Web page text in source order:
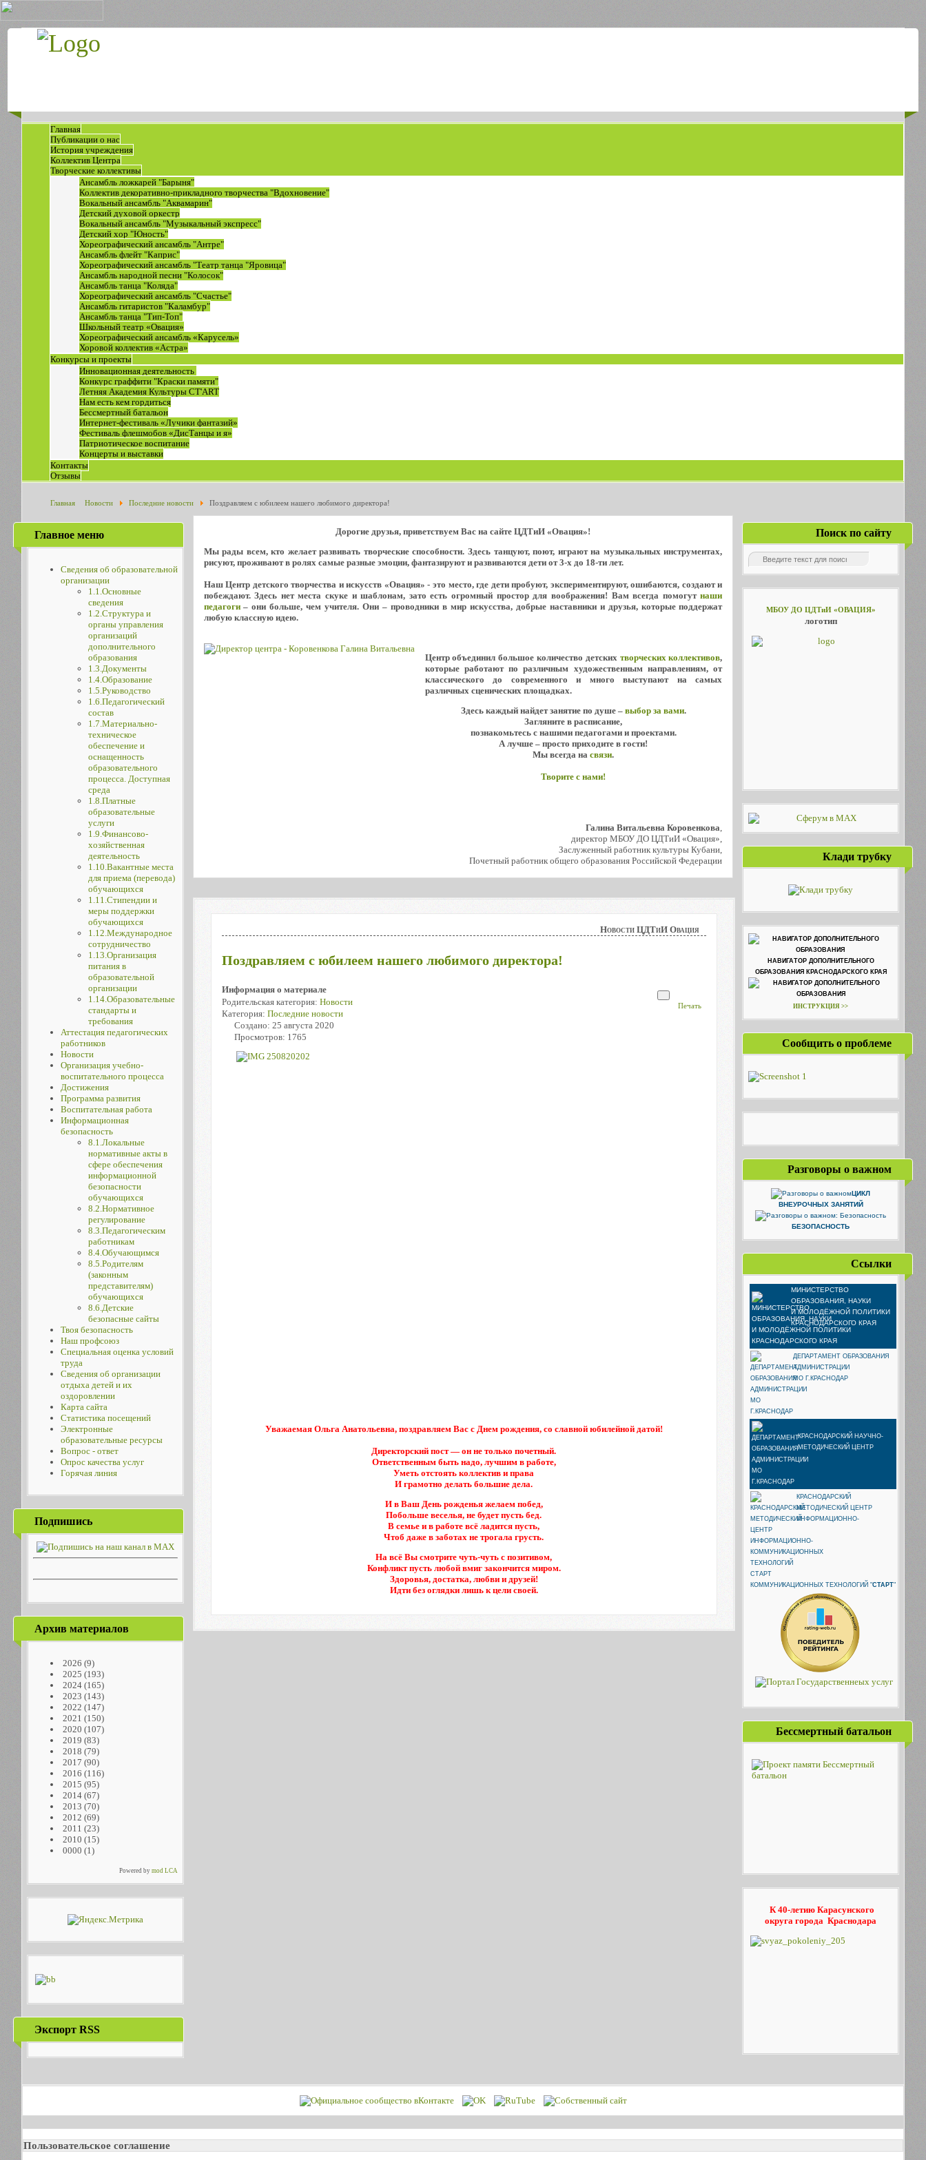
Главная
Публикации о нас
История учреждения
Коллектив Центра
Творческие коллективы
Ансамбль ложкарей "Барыня"
Коллектив декоративно-прикладного творчества "Вдохновение"
Вокальный ансамбль "Аквамарин"
Детский духовой оркестр
Вокальный ансамбль "Музыкальный экспресс"
Детский хор "Юность"
Хореографический ансамбль "Антре"
Ансамбль флейт "Каприс"
Хореографический ансамбль "Театр танца "Яровица"
Ансамбль народной песни "Колосок"
Ансамбль танца "Коляда"
Хореографический ансамбль "Счастье"
Ансамбль гитаристов "Каламбур"
Ансамбль танца "Тип-Топ"
Школьный театр «Овация»
Хореографический ансамбль «Карусель»
Хоровой коллектив «Астра»
Конкурсы и проекты
Инновационная деятельность
Конкурс граффити "Краски памяти"
Летняя Академия Культуры СТ'ART
Нам есть кем гордиться
Бессмертный батальон
Интернет-фестиваль «Лучики фантазий»
Фестиваль флешмобов «ДисТанцы и я»
Патриотическое воспитание
Концерты и выставки
Контакты
Отзывы
Главная Новости Последние новости Поздравляем с юбилеем нашего любимого директора!
Главное меню
Сведения об образовательной
организации
1.1.Основные
сведения
1.2.Структура и
органы управления
организаций
дополнительного
образования
1.3.Документы
1.4.Образование
1.5.Руководство
1.6.Педагогический
состав
1.7.Материально-
техническое
обеспечение и
оснащенность
образовательного
процесса. Доступная
среда
1.8.Платные
образовательные
услуги
1.9.Финансово-
хозяйственная
деятельность
1.10.Вакантные места
для приема (перевода)
обучающихся
1.11.Стипендии и
меры поддержки
обучающихся
1.12.Международное
сотрудничество
1.13.Организация
питания в
образовательной
организации
1.14.Образовательные
стандарты и
требования
Аттестация педагогических
работников
Новости
Организация учебно-
воспитательного процесса
Достижения
Программа развития
Воспитательная работа
Информационная
безопасность
8.1.Локальные
нормативные акты в
сфере обеспечения
информационной
безопасности
обучающихся
8.2.Нормативное
регулирование
8.3.Педагогическим
работникам
8.4.Обучающимся
8.5.Родителям
(законным
представителям)
обучающихся
8.6.Детские
безопасные сайты
Твоя безопасность
Наш профсоюз
Специальная оценка условий
труда
Сведения об организации
отдыха детей и их
оздоровлении
Карта сайта
Статистика посещений
Электронные
образовательные ресурсы
Вопрос - ответ
Опрос качества услуг
Горячая линия
Подпишись
Архив материалов
2026 (9)
2025 (193)
2024(165)
2023 (143)
2022 (147)
2021 (150)
2020 (107)
2019 (83)
2018 (79)
2017 (90)
2016 (116)
2015 (95)
2014(67)
2013 (70)
2012 (69)
2011 (23)
2010 (15)
0000 (1)
Powered bymod LCA
Экспорт RSS
Дорогие друзья, приветствуем Вас на сайте ЦДТиИ «Овация»!
Мы рады всем, кто желает развивать творческие способности. Здесь танцуют, поют, играют на музыкальных инструментах,
рисуют, проживают в ролях самые разные эмоции, фантазируют и развиваются дети от 3-х до 18-ти лет.
Наш Центр детского творчества и искусств «Овация» - это место, где дети пробуют, экспериментируют, ошибаются, создают и
побеждают. Здесь нет места скуке и шаблонам, зато есть огромный простор для воображения! Вам всегда помогутнаши
педагоги– они больше, чем учителя. Они – проводники в мир искусства, добрые наставники и друзья, которые поддержат
любую классную идею.
Центр объединил большое количество детских творческих коллективов,
которые работают по различным художественным направлениям, от
классического до современного и много выступают на самых
различных сценических площадках.
Здесь каждый найдет занятие по душе – выбор за вами.
Загляните в расписание,
познакомьтесь с нашими педагогами и проектами.
А лучше – просто приходите в гости!
Мы всегда насвязи.
Творите с нами!
Галина Витальевна Коровенкова,
директор МБОУ ДО ЦДТиИ «Овация»,
Заслуженный работник культуры Кубани,
Почетный работник общего образования Российской Федерации
Новости ЦДТиИ Овация
Поздравляем с юбилеем нашего любимого директора!
Печать
Информация о материале
Родительская категория: Новости
Категория: Последние новости
Создано: 25 августа 2020
Просмотров: 1765
Уважаемая Ольга Анатольевна, поздравляем Вас с Днем рождения, со славной юбилейной датой!
Директорский пост — он не только почетный.
Ответственным быть надо, лучшим в работе,
Уметь отстоять коллектив и права
И грамотно делать большие дела.
И в Ваш День рожденья желаем побед,
Побольше веселья, не будет пусть бед.
В семье и в работе всё ладится пусть,
Чтоб даже в заботах не трогала грусть.
На всё Вы смотрите чуть-чуть с позитивом,
Конфликт пусть любой вмиг закончится миром.
Здоровья, достатка, любви и друзей!
Идти без оглядки лишь к цели своей.
Поиск по сайту
МБОУ ДО ЦДТиИ «ОВАЦИЯ»
логотип
Клади трубку
НАВИГАТОР ДОПОЛНИТЕЛЬНОГО
ОБРАЗОВАНИЯ КРАСНОДАРСКОГО КРАЯ
ИНСТРУКЦИЯ >>
Сообщить о проблеме
Разговоры о важном
ЦИКЛ
ВНЕУРОЧНЫХ ЗАНЯТИЙ
БЕЗОПАСНОСТЬ
Ссылки
МИНИСТЕРСТВО
ОБРАЗОВАНИЯ, НАУКИ
И МОЛОДЁЖНОЙ ПОЛИТИКИ
КРАСНОДАРСКОГО КРАЯ
ДЕПАРТАМЕНТ ОБРАЗОВАНИЯ
АДМИНИСТРАЦИИ
МО Г.КРАСНОДАР
КРАСНОДАРСКИЙ НАУЧНО-
МЕТОДИЧЕСКИЙ ЦЕНТР
КРАСНОДАРСКИЙ
МЕТОДИЧЕСКИЙ ЦЕНТР
ИНФОРМАЦИОННО-
КОММУНИКАЦИОННЫХ ТЕХНОЛОГИЙ "СТАРТ"
Бессмертный батальон
К 40-летию Карасунского
округа города Краснодара
Пользовательское соглашение